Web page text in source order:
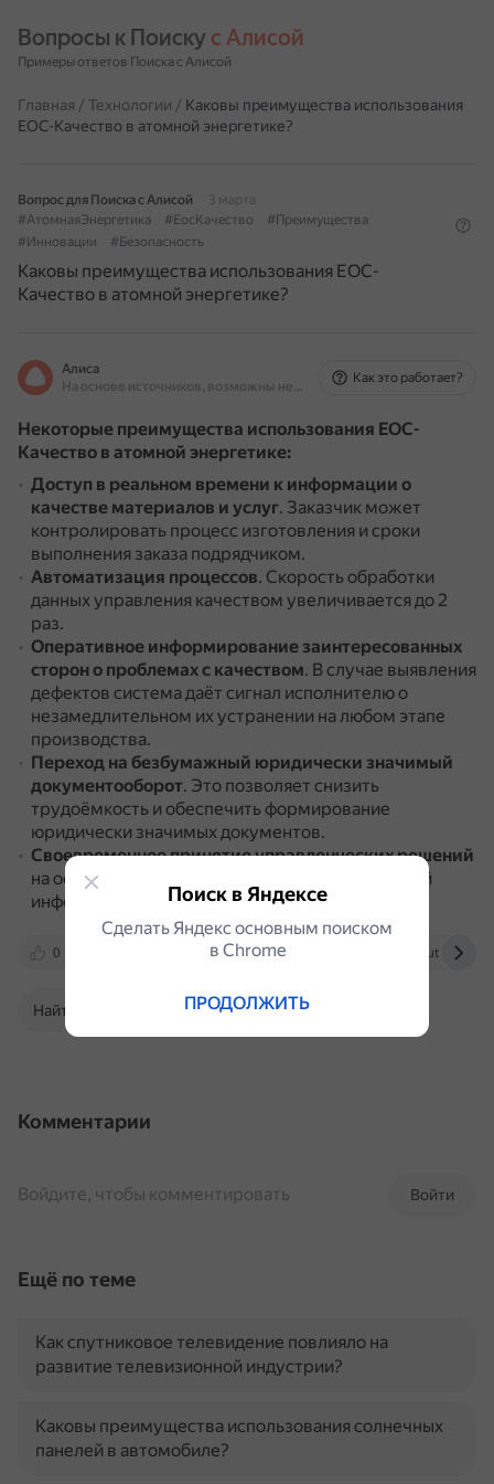
Вопросы к Поиску с Алисой
Примеры ответов Поиска с Алисой
Главная / Технологии / Каковы преимущества использования
ЕОС-Качество в атомной энергетике?
Вопрос для Поиска с Алисой
3 марта
#АтомнаяЭнергетика
#ЕосКачество
#Преимущества
#Инновации
#Безопасность
Каковы преимущества использования ЕОС-
Качество в атомной энергетике?
Алиса
На основе источников, возможны неточности
Как это работает?
Некоторые преимущества использования ЕОС-
Качество в атомной энергетике:
Доступ в реальном времени к информации о
качестве материалов и услуг. Заказчик может
контролировать процесс изготовления и сроки
выполнения заказа подрядчиком.
Автоматизация процессов. Скорость обработки
данных управления качеством увеличивается до 2
раз.
Оперативное информирование заинтересованных
сторон о проблемах с качеством. В случае выявления
дефектов система даёт сигнал исполнителю о
незамедлительном их устранении на любом этапе
производства.
Переход на безбумажный юридически значимый
документооборот. Это позволяет снизить
трудоёмкость и обеспечить формирование
юридически значимых документов.
Своевременное принятие управленческих решений
на основе достоверной и немедленно доступной
информации.
0 tdgroup.ru globalcio.ru
Найти в Поиске
Комментарии
Войти
Войдите, чтобы комментировать
Ещё по теме
Как спутниковое телевидение повлияло на
развитие телевизионной индустрии?
Каковы преимущества использования солнечных
панелей в автомобиле?
Поиск в Яндексе
Сделать Яндекс основным поиском
в Сhrome
ПРОДОЛЖИТЬ